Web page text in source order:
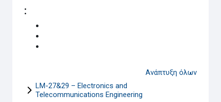
:
Ανάπτυξη όλων
LM-27&29 – Electronics and
Telecommunications Engineering